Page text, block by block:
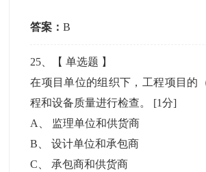
答案：B
25 、【单选题 】
在项目单位的组织下，工程项目
程和设备质量进行检查。 [1分]
A
监理单位和供货商
B 、设计单位和承包商
C
承包商和供货商